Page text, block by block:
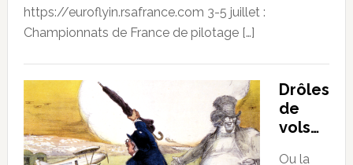
https://euroflyin.rsafrance.com 3-5 juillet :
Championnats de France de pilotage […]
Drôles
de
vols…
Ou la